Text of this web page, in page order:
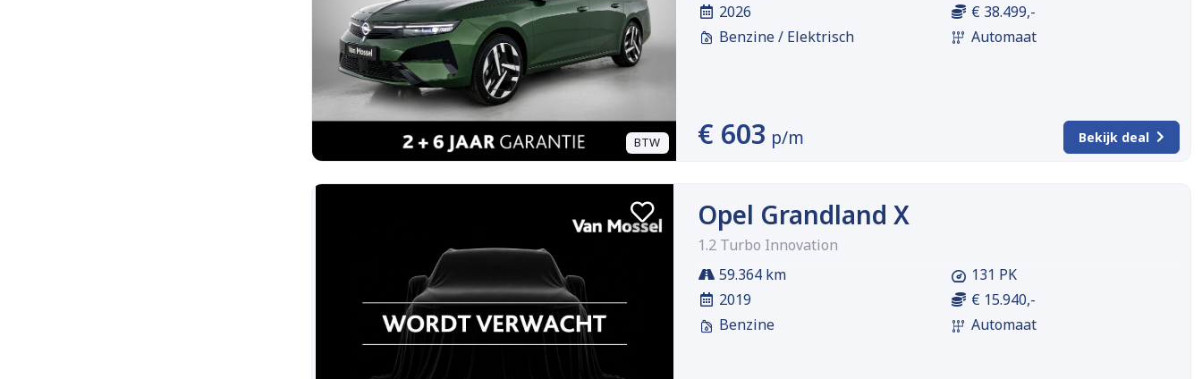
BTW
2026
Benzine / Elektrisch
€ 38.499,-
Automaat
€ 603 p/m Bekijk deal
Opel Grandland X
1.2 Turbo Innovation
59.364 km
2019
Benzine
131 PK
€ 15.940,-
Automaat